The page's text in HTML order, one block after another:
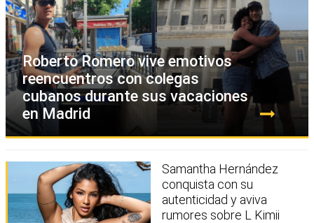
Roberto Romero vive emotivos
reencuentros con colegas
cubanos durante sus vacaciones
en Madrid
Samantha Hernández
conquista con su
autenticidad y aviva
rumores sobre L Kimii